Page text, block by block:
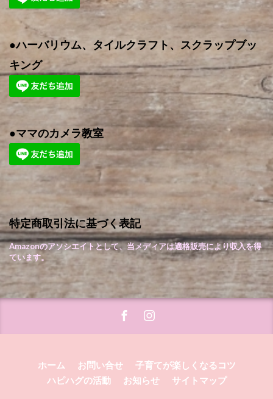
●ハーバリウム、タイルクラフト、スクラップブッ
キング
●ママのカメラ教室
特定商取引法に基づく表記
Amazonのアソシエイトとして、当メディアは適格販売により収入を得
ています。
ホーム お問い合せ
子育てが楽しくなるコツ
ハピハグの活動
お知らせ サイトマップ